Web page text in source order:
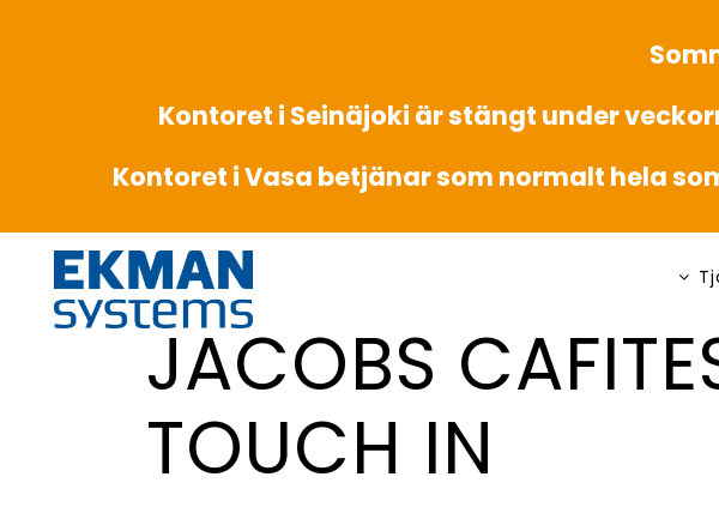
Kontoret i Seinäjoki är stängt under
Kontoret i Vasa betjänar som normalt hela
JACOBS
TOUCH IN